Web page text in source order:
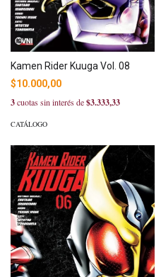
Kamen Rider Kuuga Vol. 08
$10.000,00
3cuotas sin interés de$3.333,33
CATÁLOGO